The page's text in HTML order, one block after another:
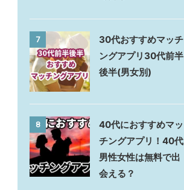
7
30代おすすめマッチ
ングアプリ30代前半
後半(男女別)
8
40代におすすめマッ
チングアプリ！40代
男性女性は無料で出
会える？